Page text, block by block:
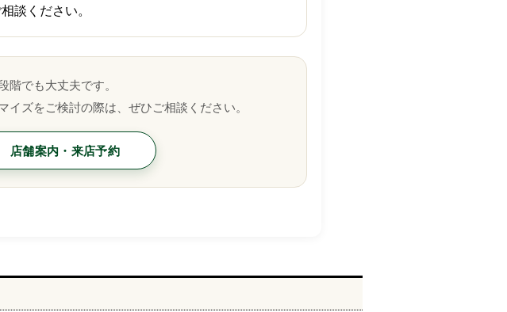
談ください。
階でも大丈夫です。
ズをご検討の際は、ぜひご相談ください。
店舗案内・来店予約